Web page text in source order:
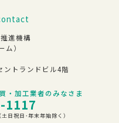
進機構
ム）
ントランドビル4階
・加工業者のみなさま
1117
日祝日･年末年始除く）